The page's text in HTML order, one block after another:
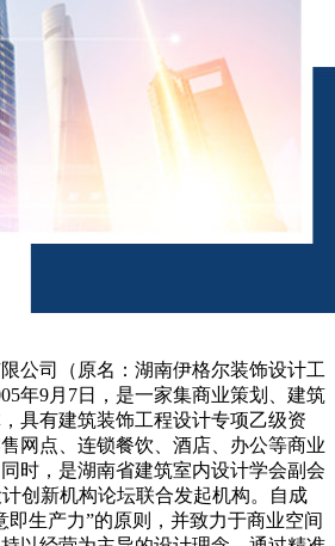
司（原名：湖南伊格尔装饰设计工
年9月7日，是一家集商业策划、建筑
具有建筑装饰工程设计专项乙级资
网点、连锁餐饮、酒店、办公等商业
时，是湖南省建筑室内设计学会副会
创新机构论坛联合发起机构。自成
即生产力”的原则，并致力于商业空间